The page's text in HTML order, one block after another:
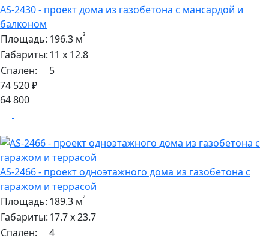
AS-2430 - проект дома из газобетона с мансардой и
балконом
Площадь: 196.3 м²
Габариты:11 х 12.8
Спален:
5
74 520 ₽
64 800
AS-2466 - проект одноэтажного дома из газобетона с
гаражом и террасой
Площадь: 189.3 м²
Габариты:17.7 х 23.7
Спален:
4